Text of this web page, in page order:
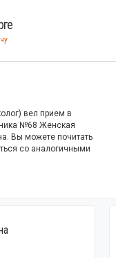
вел прием в
№68 Женская
Вы можете почитать
со аналогичными